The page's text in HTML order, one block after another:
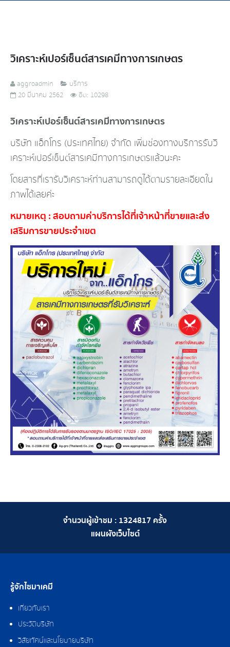
วิเคราะห์เปอร์เซ็นต์สารเคมีทางการเกษตร
aggroadmin
บริการ
20 มีนาคม 2562
ฮิต: 10298
วิเคราะห์เปอร์เซ็นต์สารเคมีทางการเกษตร
บริษัท แอ็กโกร (ประเทศไทย) จำกัด เพิ่มช่องทางบริการรับวิ
เคราะห์เปอร์เซ็นต์สารเคมีทางการเกษตรแล้วนะคะ
โดยสารที่เรารับวิเคราะห์ท่านสามารถดูได้ตามรายละเอียดใน
ภาพได้เลยค่ะ
หมายเหตุ : สอบถามค่าบริการได้ที่เจ้าหน้าที่ขายและส่ง
เสริมการขายประจำเขต
จำนวนผู้เข้าชม : 1324817 ครั้ง
แผนผังเว็บไซต์
รู้จักไซมาเคมี
เกี่ยวกับเรา
ประวัติบริษัท
วิสัยทัศน์และนโยบายบริษัท